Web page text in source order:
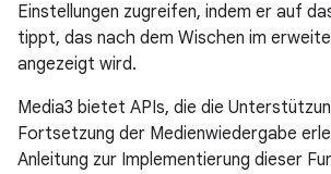
Einstellungen zugreifen, indem er auf
tippt, das nach dem Wischen im
angezeigt wird.
Media3 bietet APIs, die die
Fortsetzung der Medienwiedergabe
Anleitung zur Implementierung dieser